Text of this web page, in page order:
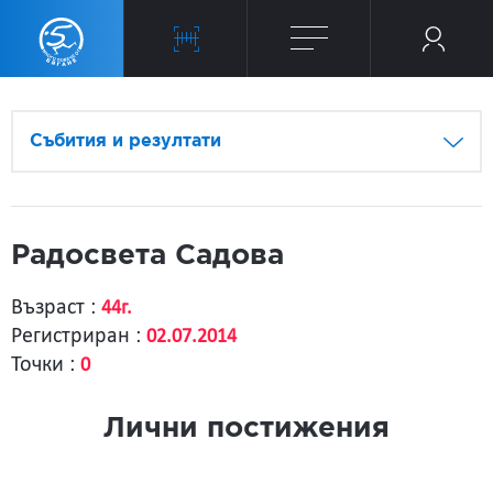
Събития и резултати
Радосвета Садова
Възраст : 44г.
Регистриран : 02.07.2014
Точки : 0
Лични постижения